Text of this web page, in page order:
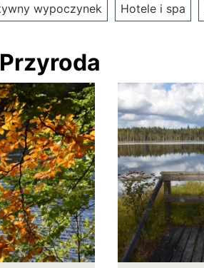
wypoczynek Hotele i spa
Przyroda